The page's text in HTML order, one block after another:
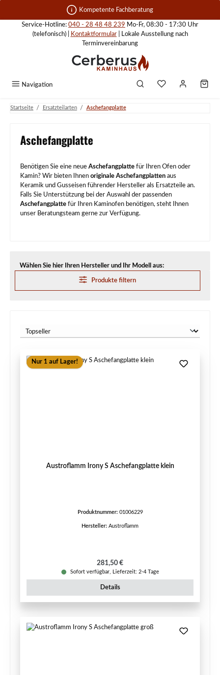
Zum Hauptinhalt springen Kompetente Fachberatung
Service-Hotline: 040 - 28 48 48 239 Mo-Fr, 08:30 - 17:30 Uhr
(telefonisch) |
Kontaktformular| Lokale Ausstellung nach
Terminvereinbarung
Navigation
Startseite / Ersatzteilarten / Aschefangplatte
Aschefangplatte
Benötigen Sie eine neue Aschefangplatte für Ihren Ofen oder
Kamin? Wir bieten Ihnen originale Aschefangplatten aus
Keramik und Gusseisen führender Hersteller als Ersatzteile an.
Falls Sie Unterstützung bei der Auswahl der passenden
Aschefangplatte für Ihren Kaminofen benötigen, steht Ihnen
unser Beratungsteam gerne zur Verfügung.
Wählen Sie hier Ihren Hersteller und Ihr Modell aus:
Produkte filtern
Nur 1 auf Lager!
Austroflamm Irony S Aschefangplatte klein
Produktnummer: 01006229
Hersteller: Austroflamm
Regulärer Preis:
281,50 €
Sofort verfügbar, Lieferzeit: 2-4 Tage
Details